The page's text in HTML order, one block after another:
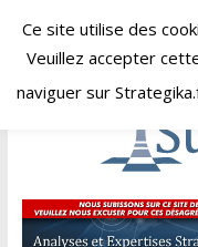
Skip
Ce site utilise des
Veuillez accepter
naviguer sur